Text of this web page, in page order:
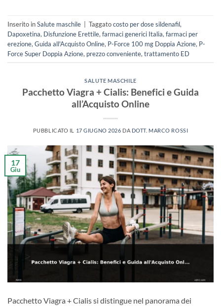
Inserito inSalute maschile | Taggatocosto per dose sildenafil,
Dapoxetina, Disfunzione Erettile, farmaci generici Italia, farmaci per
erezione, Guida all'Acquisto Online, P-Force 100 mg Doppia Azione, P-
Force Super Doppia Azione, prezzo conveniente, trattamento ED
SALUTE MASCHILE
Pacchetto Viagra + Cialis: Benefici e Guida
all’Acquisto Online
PUBBLICATO IL 17 GIUGNO 2026 DA DOTT. MARCO ROSSI
17
Giu
Pacchetto Viagra + Cialis si distingue nel panorama dei